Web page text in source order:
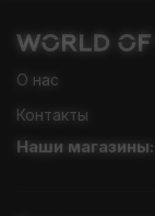
О нас
Контакты
Наши магазины: